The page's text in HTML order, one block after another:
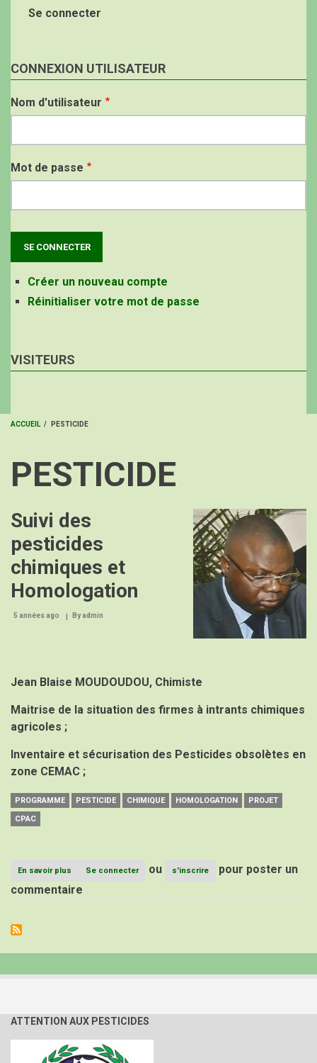
Se connecter
CONNEXION UTILISATEUR
Nom d'utilisateur
Mot de passe
Créer un nouveau compte
Réinitialiser votre mot de passe
VISITEURS
D'ARIANE
ACCUEIL / PESTICIDE
PESTICIDE
Image
Suivi des
pesticides
chimiques et
Homologation
5 années ago Byadmin
Jean Blaise MOUDOUDOU, Chimiste
Maitrise de la situation des firmes à intrants chimiques
agricoles ;
Inventaire et sécurisation des Pesticides obsolètes en
zone CEMAC ;
PROGRAMME PESTICIDE CHIMIQUE HOMOLOGATION
PROJET
CPAC
En savoir plus
Suivi
des
Se connecter ou s'inscrire
pour poster un
commentaire
ATTENTION AUX PESTICIDES